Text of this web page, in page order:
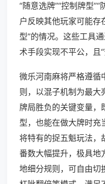
“随意选牌”“控制牌型
户反映其他玩家可能存
型”的情况。这些工具
术手段实现不平公，且“
微乐河南麻将严格遵循
则，以混子机制为最大
牌局胜负的关键变量，
型，也能在做大牌时充
将特有的捉五魁玩法，
番数大幅提升，极具地
地细分规则，可自由切